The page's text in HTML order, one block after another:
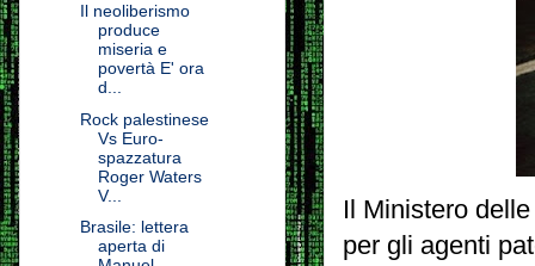
Il Ministero
per gli agenti
Il neoliberismo
produce
miseria e
povertà E' ora
d...
Rock palestinese
Vs Euro-
spazzatura
Roger Waters
V...
Brasile: lettera
aperta di